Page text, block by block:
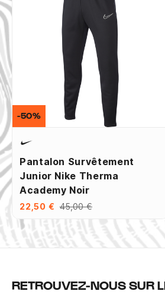
Pantalon Survêtement
Junior Nike Therma
Academy Noir
22,50 € 45,00 €
-50%
RETROUVEZ-NOUS SUR